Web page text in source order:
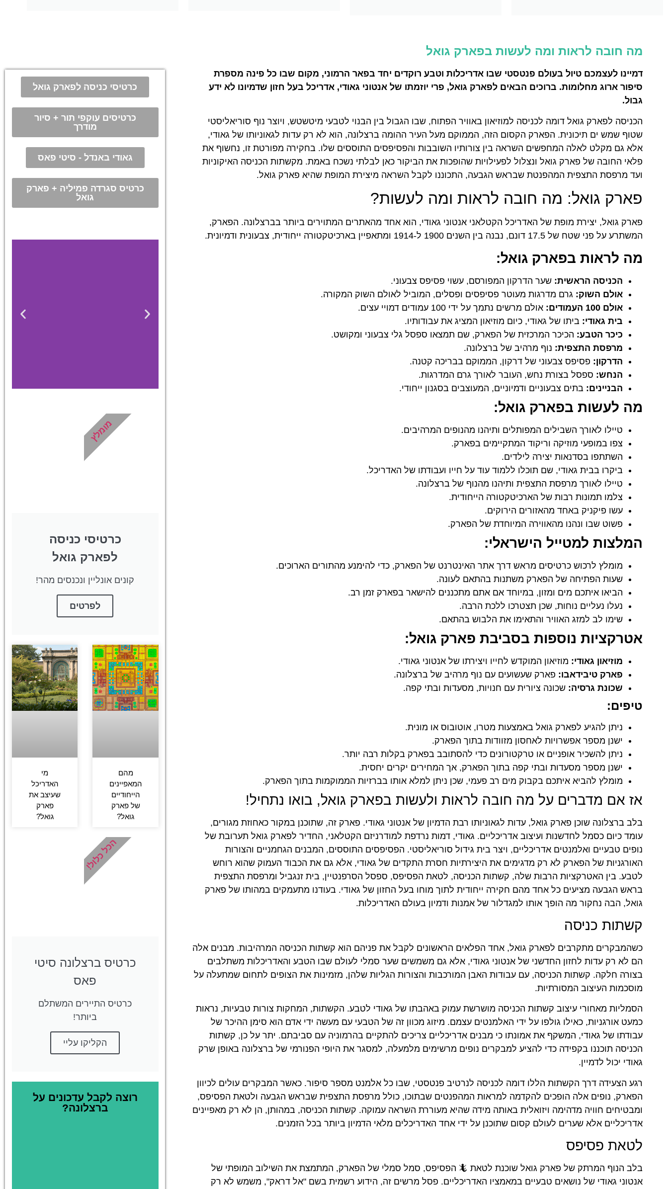
מה חובה לראות ומה לעשות בפארק גואל
דמיינו לעצמכם טיול בעולם פנטסטי שבו אדריכלות וטבע רוקדים יחד בפאר הרמוני, מקום שבו כל פינה מספרת
סיפור ארוג מחלומות. ברוכים הבאים לפארק גואל, פרי יוזמתו של אנטוני גאודי, אדריכל בעל חזון שדמיונו לא ידע
גבול.
הכניסה לפארק גואל דומה לכניסה למוזיאון באוויר הפתוח, שבו הגבול בין הבנוי לטבעי מיטשטש, ויוצר נוף סוריאליסטי
שטוף שמש ים תיכונית. הפארק הקסום הזה, הממוקם מעל העיר ההומה ברצלונה, הוא לא רק עדות לגאוניותו של גאודי,
אלא גם מקלט לאלה המחפשים השראה בין צורותיו השובבות והפסיפסים התוססים שלו. בחקירה מפורטת זו, נחשוף את
פלאי החובה של פארק גואל ונצלול לפעילויות שהופכות את הביקור כאן לבלתי נשכח באמת. מקשתות הכניסה האיקוניות
ועד מרפסת התצפית המהפנטת שבראש הגבעה, התכוננו לקבל השראה מיצירת המופת שהיא פארק גואל.
פארק גואל: מה חובה לראות ומה לעשות?
פארק גואל, יצירת מופת של האדריכל הקטלאני אנטוני גאודי, הוא אחד מהאתרים המתוירים ביותר בברצלונה. הפארק,
המשתרע על פני שטח של 17.5 דונם, נבנה בין השנים 1900 ל-1914 ומתאפיין בארכיטקטורה ייחודית, צבעונית ודמיונית.
מה לראות בפארק גואל:
הכניסה הראשית: שער הדרקון המפורסם, עשוי פסיפס צבעוני.
אולם השוק: גרם מדרגות מעוטר פסיפסים ופסלים, המוביל לאולם השוק המקורה.
אולם 100 העמודים:
אולם מרשים נתמך על ידי 100 עמודים דמויי עצים.
בית גאודי: ביתו של גאודי, כיום מוזיאון המציג את עבודותיו.
כיכר הטבע: הכיכר המרכזית של הפארק, שם תמצאו ספסל גלי צבעוני ומקושט.
מרפסת התצפית: נוף מרהיב של ברצלונה.
הדרקון: פסיפס צבעוני של דרקון, הממוקם בבריכה קטנה.
הנחש: ספסל בצורת נחש, העובר לאורך גרם המדרגות.
הבניינים: בתים צבעוניים ודמיוניים, המעוצבים בסגנון ייחודי.
מה לעשות בפארק גואל:
טיילו לאורך השבילים המפותלים ותיהנו מהנופים המרהיבים.
צפו במופעי מוזיקה וריקוד המתקיימים בפארק.
השתתפו בסדנאות יצירה לילדים.
ביקרו בבית גאודי, שם תוכלו ללמוד עוד על חייו ועבודתו של האדריכל.
טיילו לאורך מרפסת התצפית ותיהנו מהנוף של ברצלונה.
צלמו תמונות רבות של הארכיטקטורה הייחודית.
עשו פיקניק באחד מהאזורים הירוקים.
פשוט שבו ונהנו מהאווירה המיוחדת של הפארק.
המלצות למטייל הישראלי:
מומלץ לרכוש כרטיסים מראש דרך אתר האינטרנט של הפארק, כדי להימנע מהתורים הארוכים.
שעות הפתיחה של הפארק משתנות בהתאם לעונה.
הביאו איתכם מים ומזון, במיוחד אם אתם מתכננים להישאר בפארק זמן רב.
נעלו נעליים נוחות, שכן תצטרכו ללכת הרבה.
שימו לב למזג האוויר והתאימו את הלבוש בהתאם.
אטרקציות נוספות בסביבת פארק גואל:
מוזיאון גאודי: מוזיאון המוקדש לחייו ויצירתו של אנטוני גאודי.
פארק טיבידאבו: פארק שעשועים עם נוף מרהיב של ברצלונה.
שכונת גרסיה: שכונה ציורית עם חנויות, מסעדות ובתי קפה.
טיפים:
ניתן להגיע לפארק גואל באמצעות מטרו, אוטובוס או מונית.
ישנן מספר אפשרויות לאחסון מזוודות בתוך הפארק.
ניתן להשכיר אופניים או טרקטורונים כדי להסתובב בפארק בקלות רבה יותר.
ישנן מספר מסעדות ובתי קפה בתוך הפארק, אך המחירים יקרים יחסית.
מומלץ להביא איתכם בקבוק מים רב פעמי, שכן ניתן למלא אותו בברזיות הממוקמות בתוך הפארק.
אז אם מדברים על מה חובה לראות ולעשות בפארק גואל, בואו נתחיל!
בלב ברצלונה שוכן פארק גואל, עדות לגאוניותו רבת הדמיון של אנטוני גאודי. פארק זה, שתוכנן במקור כאחוזת מגורים,
עומד כיום כסמל לחדשנות ועיצוב אדריכליים. גאודי, דמות נרדפת למודרניזם הקטלאני, החדיר לפארק גואל תערובת של
נופים טבעיים ואלמנטים אדריכליים, ויצר בית גידול סוריאליסטי. הפסיפסים התוססים, המבנים הגחמניים והצורות
האורגניות של הפארק לא רק מדגימים את היצירתיות חסרת התקדים של גאודי, אלא גם את הכבוד העמוק שהוא רוחש
לטבע. בין האטרקציות הרבות שלה, קשתות הכניסה, לטאת הפסיפס, ספסל הסרפנטיין, בית זנגביל ומרפסת התצפית
בראש הגבעה מציעים כל אחד מהם חקירה ייחודית לתוך מוחו בעל החזון של גאודי. בעודנו מתעמקים במהותו של פארק
גואל, הבה נחקור מה הופך אותו למגדלור של אמנות ודמיון בעולם האדריכלות.
קשתות כניסה
כשהמבקרים מתקרבים לפארק גואל, אחד הפלאים הראשונים לקבל את פניהם הוא קשתות הכניסה המרהיבות. מבנים אלה
הם לא רק עדות לחזון החדשני של אנטוני גאודי, אלא גם משמשים שער סמלי לעולם שבו הטבע והאדריכלות משתלבים
בצורה חלקה. קשתות הכניסה, עם עבודות האבן המורכבות והצורות הגליות שלהן, מזמינות את הצופים לתחום שמתעלה על
מוסכמות העיצוב המסורתיות.
הסמליות מאחורי עיצוב קשתות הכניסה מושרשת עמוק באהבתו של גאודי לטבע. הקשתות, המחקות צורות טבעיות, נראות
כמעט אורגניות, כאילו גולפו על ידי האלמנטים עצמם. מיזוג מכוון זה של הטבעי עם מעשה ידי אדם הוא סימן ההיכר של
עבודתו של גאודי, המשקף את אמונתו כי מבנים אדריכליים צריכים להתקיים בהרמוניה עם סביבתם. יתר על כן, קשתות
הכניסה תוכננו בקפידה כדי להציע למבקרים נופים מרשימים מלמעלה, למסגר את היופי הפנורמי של ברצלונה באופן שרק
גאודי יכול לדמיין.
רגע הצעידה דרך הקשתות הללו דומה לכניסה לנרטיב פנטסטי, שבו כל אלמנט מספר סיפור. כאשר המבקרים עולים לכיוון
הפארק, נופים אלה הופכים להקדמה למראות המהפנטים שבתוכו, כולל מרפסת התצפית שבראש הגבעה ולטאת הפסיפס,
ומבטיחים חוויה מדהימה ויזואלית באותה מידה שהיא מעוררת השראה עמוקה. קשתות הכניסה, במהותן, הן לא רק מאפיינים
אדריכליים אלא שערים לעולם קסום שתוכנן על ידי אחד האדריכלים מלאי הדמיון ביותר בכל הזמנים.
לטאת פסיפס
בלב הנוף המרתק של פארק גואל שוכנת לטאת 🦎 הפסיפס, סמל סמלי של הפארק, המתמצת את השילוב המופתי של
אנטוני גאודי של נושאים טבעיים במאמציו האדריכליים. פסל מרשים זה, הידוע רשמית בשם "אל דראק", משמש לא רק
כרטיסי כניסה לפארק גואל
כרטיסים עוקפי תור + סיור
מודרך
גאודי באנדל - סיטי פאס
כרטיס סגרדה פמיליה + פארק
גואל
מלונות
מציאת מלון
מומלץ?
כרטיסי כניסה
לפארק גואל
קונים אונליין ונכנסים מהר!
לפרטים
מומלץ
מהם
המאפיינים
הייחודיים
של פארק
גואל?
מי
האדריכל
שעיצב את
פארק
גואל?
כרטיס ברצלונה סיטי
פאס
כרטיס התיירים המשתלם
ביותר!
הקליקו עליי
הכל כלול!
רוצה לקבל עדכונים על
ברצלונה?